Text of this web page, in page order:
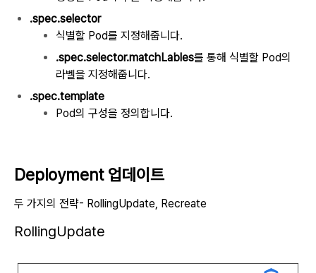
.spec.selector
식별할 Pod를 지정해줍니다.
.spec.selector.matchLables를 통해 식별할 Pod의
라벨을 지정해줍니다.
.spec.template
Pod의 구성을 정의합니다.
Deployment 업데이트
두 가지의 전략- RollingUpdate, Recreate
RollingUpdate